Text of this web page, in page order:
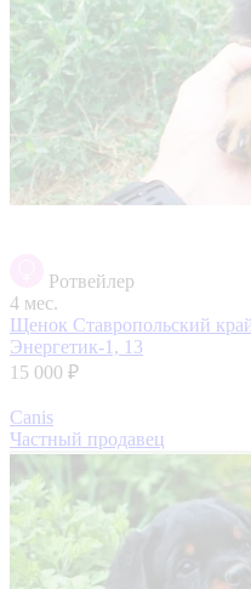
Ротвейлер
4 мес.
Щенок Ставропольский
Энергетик-1, 13
15 000 ₽
Canis
Частный продавец